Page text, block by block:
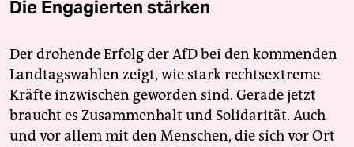
Die Engagierten stärken
Der drohende Erfolg der AfD bei den kommenden
Landtagswahlen zeigt, wie stark rechtsextreme
Kräfte inzwischen geworden sind. Gerade jetzt
braucht es Zusammenhalt und Solidarität. Auch
und vor allem mit den Menschen, die sich vor Ort